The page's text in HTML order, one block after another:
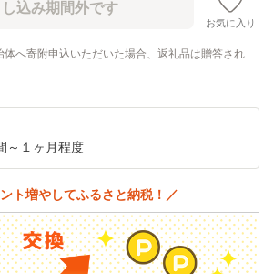
お気に入り
体へ寄附申込いただいた場合、返礼品は贈答され
～１ヶ月程度
ト増やしてふるさと納税！／